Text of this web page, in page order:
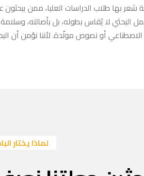
شعر بها طلاب الدراسات العليا، ممن
البحثي لا يُقاس بطوله، بل بأصالته،
الاصطناعي أو نصوص مولّدة. لأننا نؤمن أن
لماذا يختار